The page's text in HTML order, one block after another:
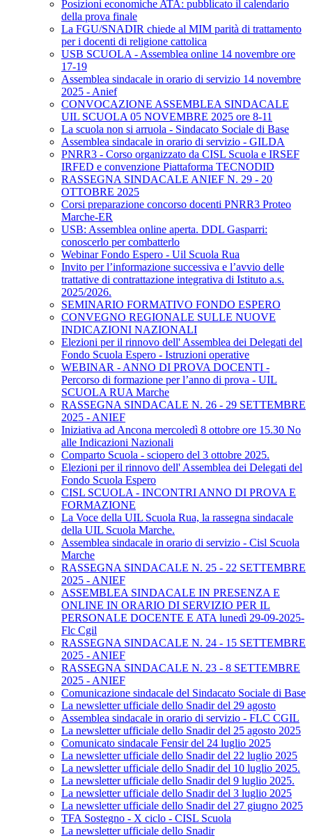
Posizioni economiche ATA: pubblicato il calendario
della prova finale
La FGU/SNADIR chiede al MIM parità di trattamento
per i docenti di religione cattolica
USB SCUOLA - Assemblea online 14 novembre ore
17-19
Assemblea sindacale in orario di servizio 14 novembre
2025 - Anief
CONVOCAZIONE ASSEMBLEA SINDACALE
UIL SCUOLA 05 NOVEMBRE 2025 ore 8-11
La scuola non si arruola - Sindacato Sociale di Base
Assemblea sindacale in orario di servizio - GILDA
PNRR3 - Corso organizzato da CISL Scuola e IRSEF
IRFED e convenzione Piattaforma TECNODID
RASSEGNA SINDACALE ANIEF N. 29 - 20
OTTOBRE 2025
Corsi preparazione concorso docenti PNRR3 Proteo
Marche-ER
USB: Assemblea online aperta. DDL Gasparri:
conoscerlo per combatterlo
Webinar Fondo Espero - Uil Scuola Rua
Invito per l’informazione successiva e l’avvio delle
trattative di contrattazione integrativa di Istituto a.s.
2025/2026.
SEMINARIO FORMATIVO FONDO ESPERO
CONVEGNO REGIONALE SULLE NUOVE
INDICAZIONI NAZIONALI
Elezioni per il rinnovo dell' Assemblea dei Delegati del
Fondo Scuola Espero - Istruzioni operative
WEBINAR - ANNO DI PROVA DOCENTI -
Percorso di formazione per l’anno di prova - UIL
SCUOLA RUA Marche
RASSEGNA SINDACALE N. 26 - 29 SETTEMBRE
2025 - ANIEF
Iniziativa ad Ancona mercoledì 8 ottobre ore 15.30 No
alle Indicazioni Nazionali
Comparto Scuola - sciopero del 3 ottobre 2025.
Elezioni per il rinnovo dell' Assemblea dei Delegati del
Fondo Scuola Espero
CISL SCUOLA - INCONTRI ANNO DI PROVA E
FORMAZIONE
La Voce della UIL Scuola Rua, la rassegna sindacale
della UIL Scuola Marche.
Assemblea sindacale in orario di servizio - Cisl Scuola
Marche
RASSEGNA SINDACALE N. 25 - 22 SETTEMBRE
2025 - ANIEF
ASSEMBLEA SINDACALE IN PRESENZA E
ONLINE IN ORARIO DI SERVIZIO PER IL
PERSONALE DOCENTE E ATA lunedì 29-09-2025-
Flc Cgil
RASSEGNA SINDACALE N. 24 - 15 SETTEMBRE
2025 - ANIEF
RASSEGNA SINDACALE N. 23 - 8 SETTEMBRE
2025 - ANIEF
Comunicazione sindacale del Sindacato Sociale di Base
La newsletter ufficiale dello Snadir del 29 agosto
Assemblea sindacale in orario di servizio - FLC CGIL
La newsletter ufficiale dello Snadir del 25 agosto 2025
Comunicato sindacale Fensir del 24 luglio 2025
La newsletter ufficiale dello Snadir del 22 luglio 2025
La newsletter ufficiale dello Snadir del 10 luglio 2025.
La newsletter ufficiale dello Snadir del 9 luglio 2025.
La newsletter ufficiale dello Snadir del 3 luglio 2025
La newsletter ufficiale dello Snadir del 27 giugno 2025
TFA Sostegno - X ciclo - CISL Scuola
La newsletter ufficiale dello Snadir